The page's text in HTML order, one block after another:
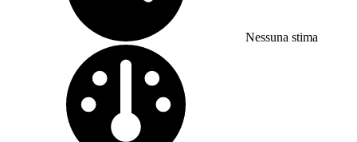
Nessuna stima